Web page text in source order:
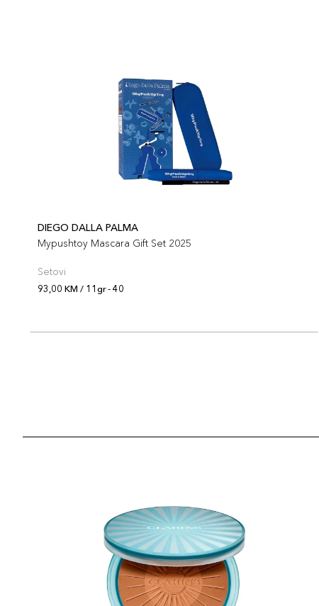
DIEGO DALLA PALMA
Mypushtoy Mascara Gift Set 2025
Setovi
93,00 KM / 11gr - 40